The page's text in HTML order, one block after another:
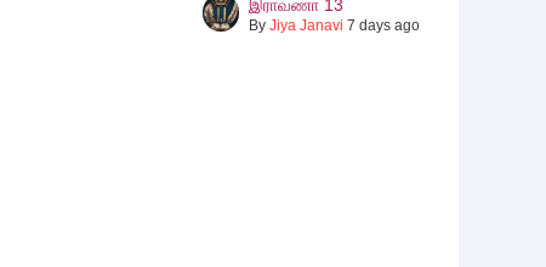
இராவணா 13
By Jiya Janavi 7 days ago